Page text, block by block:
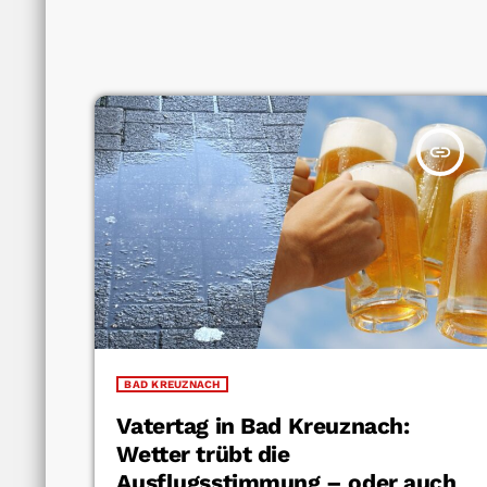
insert_link
BAD KREUZNACH
Vatertag in Bad Kreuznach:
Wetter trübt die